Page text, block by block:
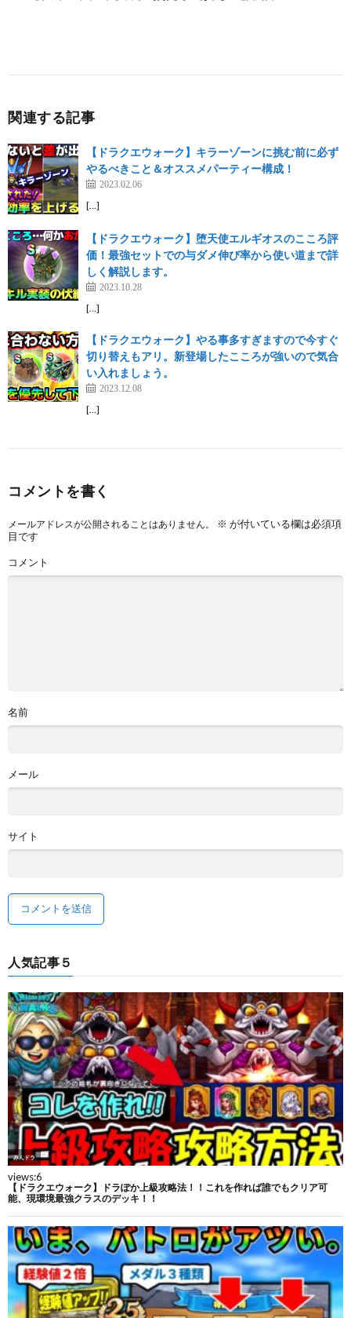
関連する記事
【ドラクエウォーク】キラーゾーンに挑む前に必ず
やるべきこと＆オススメパーティー構成！
2023.02.06
[…]
【ドラクエウォーク】堕天使エルギオスのこころ評
価！最強セットでの与ダメ伸び率から使い道まで詳
しく解説します。
2023.10.28
[…]
【ドラクエウォーク】やる事多すぎますので今すぐ
切り替えもアリ。新登場したこころが強いので気合
い入れましょう。
2023.12.08
[…]
コメントを書く
メールアドレスが公開されることはありません。 ※ が付いている欄は必須項
目です
コメント
名前
メール
サイト
人気記事５